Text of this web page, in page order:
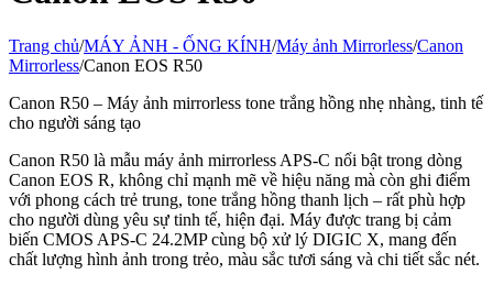
Trang chủ/MÁY ẢNH - ỐNG KÍNH/Máy ảnh Mirrorless/Canon
Mirrorless/Canon EOS R50
Canon R50 – Máy ảnh mirrorless tone trắng hồng nhẹ nhàng, tinh tế
cho người sáng tạo
Canon R50 là mẫu máy ảnh mirrorless APS-C nổi bật trong dòng
Canon EOS R, không chỉ mạnh mẽ về hiệu năng mà còn ghi điểm
với phong cách trẻ trung, tone trắng hồng thanh lịch – rất phù hợp
cho người dùng yêu sự tinh tế, hiện đại. Máy được trang bị cảm
biến CMOS APS-C 24.2MP cùng bộ xử lý DIGIC X, mang đến
chất lượng hình ảnh trong trẻo, màu sắc tươi sáng và chi tiết sắc nét.